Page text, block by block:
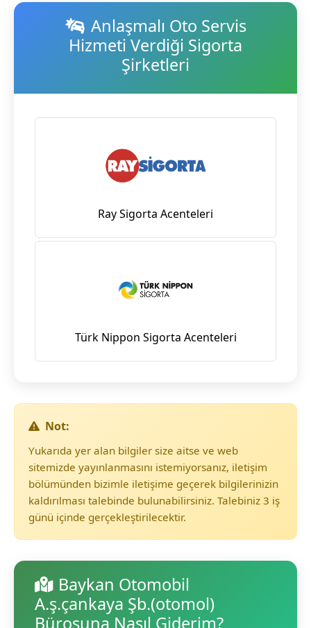
Anlaşmalı Oto Servis
Hizmeti Verdiği Sigorta
Şirketleri
Ray Sigorta Acenteleri
Türk Nippon Sigorta Acenteleri
Not:
Yukarıda yer alan bilgiler size aitse ve web
sitemizde yayınlanmasını istemiyorsanız, iletişim
bölümünden bizimle iletişime geçerek bilgilerinizin
kaldırılması talebinde bulunabilirsiniz. Talebiniz 3 iş
günü içinde gerçekleştirilecektir.
Baykan Otomobil
A.ş.çankaya Şb.(otomol)
Bürosuna Nasıl Giderim?